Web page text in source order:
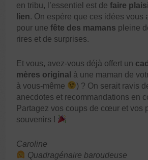
en tribu, l’essentiel est defaire
lien. On espère que ces idées vous
pour unefête des mamans pleine
rires et de surprises.
Et vous, avez-vous déjà offert un
mères original à une maman de
à vous-même
) ? On serait ravis
anecdotes et recommandations en
Partagez vos coups de cœur et vos
souvenirs !
Caroline
Quadragénaire baroudeuse